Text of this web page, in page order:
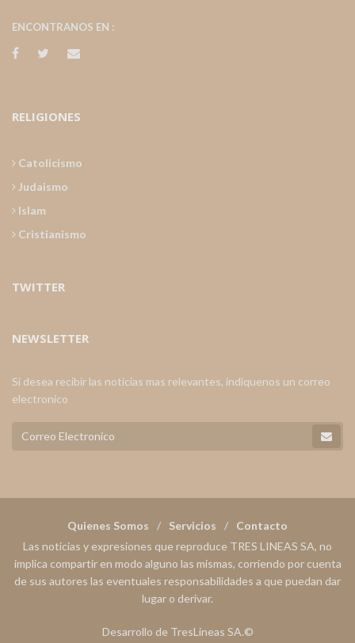
ENCONTRANOS EN :
RELIGIONES
Catolicismo
Judaismo
Islam
Cristianismo
TWITTER
NEWSLETTER
Si desea recibir las noticias mas relevantes, indiquenos un correo
electronico
Quienes Somos Servicios
Contacto
Las noticias y expresiones que reproduce TRES LINEAS SA, no
implica compartir en modo alguno las mismas, corriendo por cuenta
de sus autores las eventuales responsabilidades a que puedan dar
lugar o derivar.
Desarrollo de TresLineas SA.©